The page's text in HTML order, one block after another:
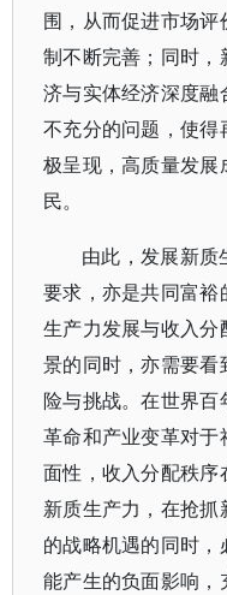
围，从而促进市场
制不断完善；同时
济与实体经济深度
不充分的问题，使
极呈现，高质量发展
民。
由此，发展新质
要求，亦是共同富
生产力发展与收入
景的同时，亦需要
险与挑战。在世界
革命和产业变革对于
面性，收入分配秩
新质生产力，在抢
的战略机遇的同时
能产生的负面影响